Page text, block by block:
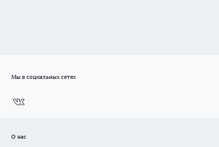
Мы в социальных сетях
О нас